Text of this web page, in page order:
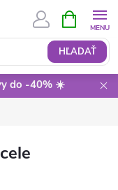
HĽADAŤ
KOŠÍK
do -40% ☀️